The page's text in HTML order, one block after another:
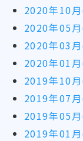
2020年10
2020年05
2020年03
2020年01
2019年10
2019年07
2019年05
2019年01